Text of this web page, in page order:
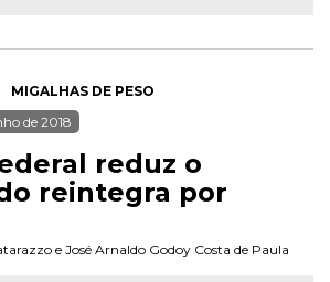
MIGALHAS DE PESO
de 2018
reduz o
reintegra por
e José Arnaldo Godoy Costa de Paula